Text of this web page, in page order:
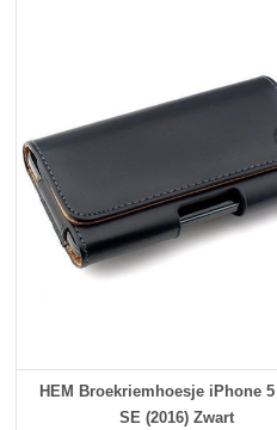
HEM Broekriemhoesje iPhone
SE (2016) Zwart